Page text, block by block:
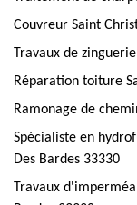
Couvreur Saint
Travaux de
Réparation toiture
Ramonage de
Spécialiste en
Des Bardes 33330
Travaux